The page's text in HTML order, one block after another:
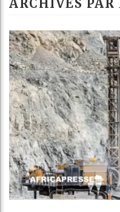
ARCHIVES